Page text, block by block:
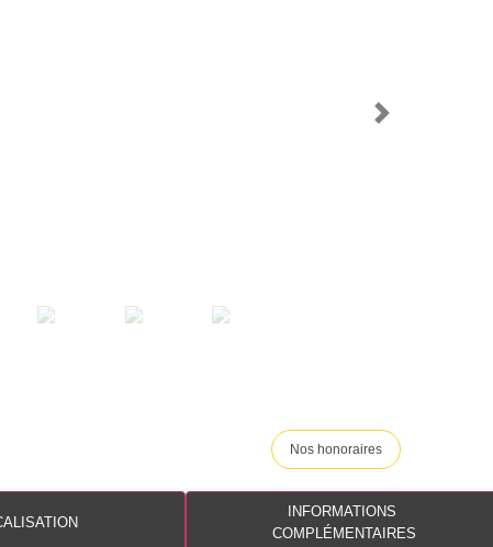
Nos honoraires
INFORMATIONS
COMPLÉMENTAIRES